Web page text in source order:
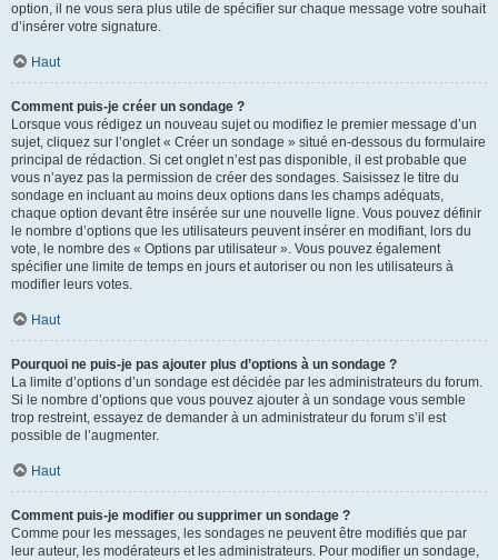
option, il ne vous sera plus utile de spécifier sur chaque message votre souhait
d’insérer votre signature.
Haut
Comment puis-je créer un sondage ?
Lorsque vous rédigez un nouveau sujet ou modifiez le premier message d’un
sujet, cliquez sur l’onglet « Créer un sondage » situé en-dessous du formulaire
principal de rédaction. Si cet onglet n’est pas disponible, il est probable que
vous n’ayez pas la permission de créer des sondages. Saisissez le titre du
sondage en incluant au moins deux options dans les champs adéquats,
chaque option devant être insérée sur une nouvelle ligne. Vous pouvez définir
le nombre d’options que les utilisateurs peuvent insérer en modifiant, lors du
vote, le nombre des « Options par utilisateur ». Vous pouvez également
spécifier une limite de temps en jours et autoriser ou non les utilisateurs à
modifier leurs votes.
Haut
Pourquoi ne puis-je pas ajouter plus d’options à un sondage ?
La limite d’options d’un sondage est décidée par les administrateurs du forum.
Si le nombre d’options que vous pouvez ajouter à un sondage vous semble
trop restreint, essayez de demander à un administrateur du forum s’il est
possible de l’augmenter.
Haut
Comment puis-je modifier ou supprimer un sondage ?
Comme pour les messages, les sondages ne peuvent être modifiés que par
leur auteur, les modérateurs et les administrateurs. Pour modifier un sondage,